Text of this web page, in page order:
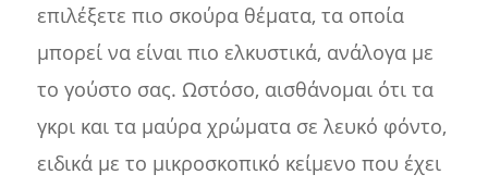
επιλέξετε πιο σκούρα θέματα, τα οποία
μπορεί να είναι πιο ελκυστικά, ανάλογα με
το γούστο σας. Ωστόσο, αισθάνομαι ότι τα
γκρι και τα μαύρα χρώματα σε λευκό φόντο,
ειδικά με το μικροσκοπικό κείμενο που έχει